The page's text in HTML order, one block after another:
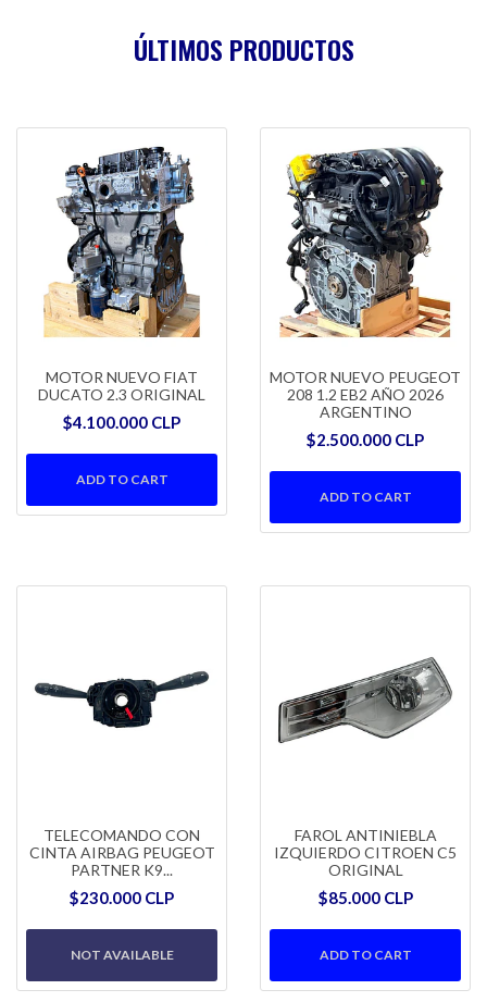
ÚLTIMOS PRODUCTOS
MOTOR NUEVO FIAT
DUCATO 2.3 ORIGINAL
$4.100.000 CLP
MOTOR NUEVO PEUGEOT
208 1.2 EB2 AÑO 2026
ARGENTINO
$2.500.000 CLP
TELECOMANDO CON
CINTA AIRBAG PEUGEOT
PARTNER K9...
$230.000 CLP
NOT AVAILABLE
FAROL ANTINIEBLA
IZQUIERDO CITROEN C5
ORIGINAL
$85.000 CLP